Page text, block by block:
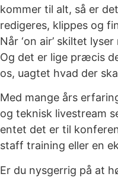
kommer til alt, så er
redigeres, klippes og
Når ‘on air’ skiltet
Og det er lige præcis
os, uagtet hvad der
Med mange års
og teknisk livestream
entet det er til
staff training eller en
Er du nysgerrig på at